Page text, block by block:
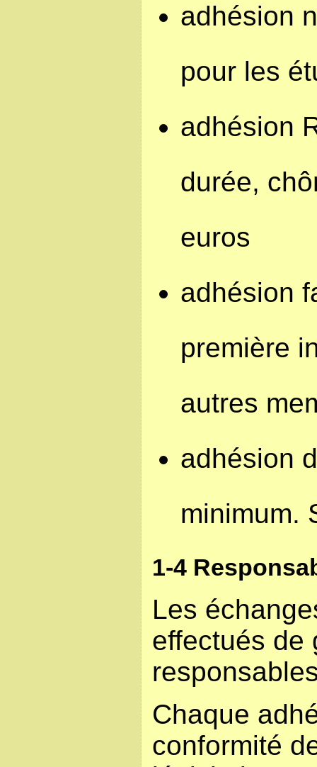
adhésion
pour les
adhésion
durée,
euros
adhésion
première
autres
adhésion
minimum.
1-4
Les
effectués de
Chaque
conformité